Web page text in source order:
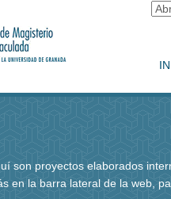
son proyectos elaborados
en la barra lateral de la web,